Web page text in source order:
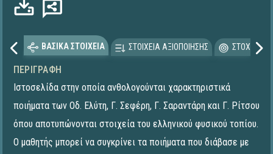
ΒΑΣΙΚΑ ΣΤΟΙΧΕΙΑ ΣΤΟΙΧΕΙΑ ΑΞΙΟΠΟΙΗΣΗΣ
ΠΕΡΙΓΡΑΦΉ
Ιστοσελίδα στην οποία ανθολογούνται χαρακτηριστικά
ποιήματα των Οδ. Ελύτη, Γ. Σεφέρη, Γ. Σαραντάρη και Γ. Ρίτσου
όπου αποτυπώνονται στοιχεία του ελληνικού φυσικού τοπίου.
Ο μαθητής μπορεί να συγκρίνει τα ποιήματα που διάβασε με